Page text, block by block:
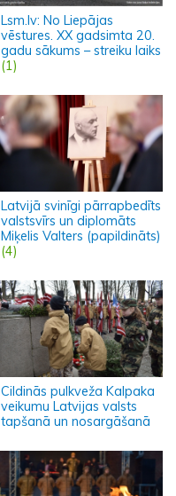
Lsm.lv: No Liepājas
vēstures. XX gadsimta 20.
gadu sākums – streiku laiks
(1)
Latvijā svinīgi pārrapbedīts
valstsvīrs un diplomāts
Miķelis Valters (papildināts)
(4)
Cildinās pulkveža Kalpaka
veikumu Latvijas valsts
tapšanā un nosargāšanā